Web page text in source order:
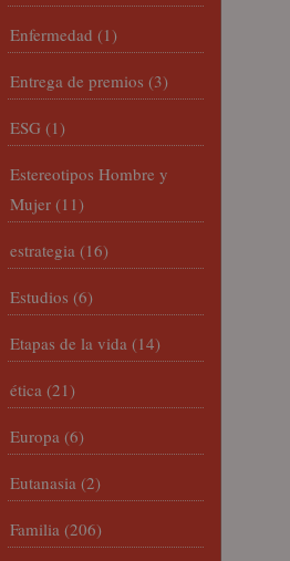
Enfermedad (1)
Entrega de premios (3)
ESG (1)
Estereotipos Hombre y
Mujer (11)
estrategia (16)
Estudios (6)
Etapas de la vida (14)
ética (21)
Europa (6)
Eutanasia (2)
Familia (206)